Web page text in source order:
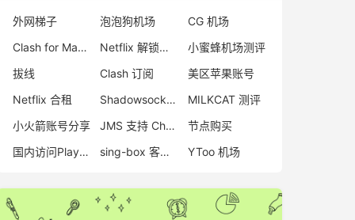
外网梯子 泡泡狗机场
CG 机场
Clash for Mac 官网
Netflix 解锁机场
小蜜蜂机场测评
拔线
Clash 订阅
美区苹果账号
Netflix 合租
Shadowsocks 机场排名
MILKCAT 测评
小火箭账号分享
JMS 支持 ChatGPT
节点购买
国内访问Play商店
sing-box 客户端配置 YToo 机场